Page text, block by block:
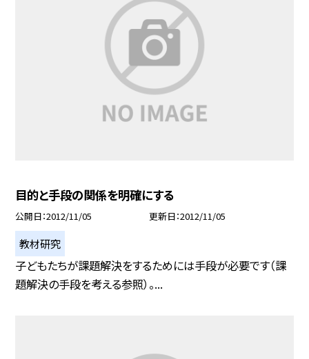
目的と手段の関係を明確にする
公開日 2012/11/05 更新日 2012/11/05
教材研究
子どもたちが課題解決をするためには手段が必要です（課
題解決の手段を考える参照）。...